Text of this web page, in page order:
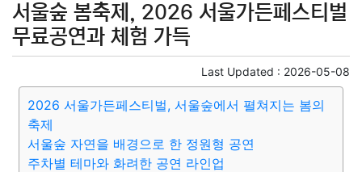
질병 가요 방송 일상 주식 암호화폐 블록체인
미용 증권 인테리어
요리 상품리뷰 원예 금융 게임 스포츠 사진
대출 자동차 취미 여행 맛집 IT
서울숲 봄축제, 2026 서울가든페스티벌
무료공연과 체험 가득
Last Updated : 2026-05-08
2026 서울가든페스티벌, 서울숲에서 펼쳐지는 봄의
축제
서울숲 자연을 배경으로 한 정원형 공연
주차별 테마와 화려한 공연 라인업